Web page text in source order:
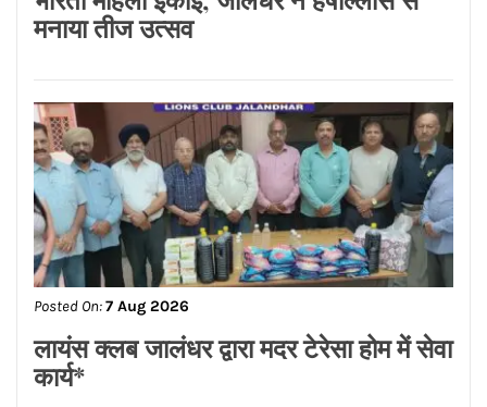
Posted On: 7 Aug 2026
सीमा धूमल की विशेष सहभागिता में लघु उद्योग
भारती महिला इकाई, जालंधर ने हर्षोल्लास से
मनाया तीज उत्सव